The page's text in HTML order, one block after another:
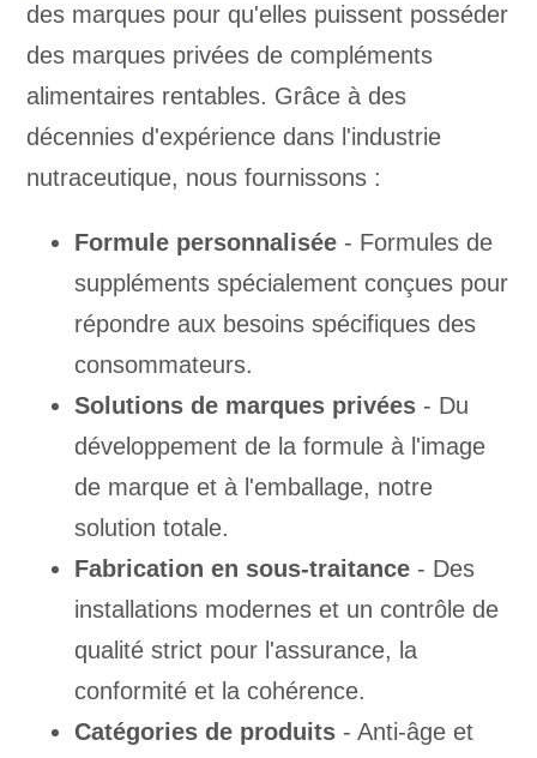
des marques pour qu'elles puissent posséder
des marques privées de compléments
alimentaires rentables. Grâce à des
décennies d'expérience dans l'industrie
nutraceutique, nous fournissons :
Formule personnalisée - Formules de
suppléments spécialement conçues pour
répondre aux besoins spécifiques des
consommateurs.
Solutions de marques privées - Du
développement de la formule à l'image
de marque et à l'emballage, notre
solution totale.
Fabrication en sous-traitance - Des
installations modernes et un contrôle de
qualité strict pour l'assurance, la
conformité et la cohérence.
Catégories de produits - Anti-âge et